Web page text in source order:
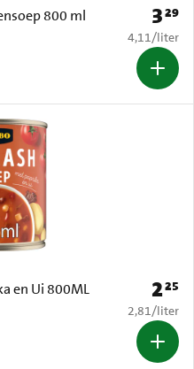
800 ml Prijs:
329
€ 4,11 per
4,11/liter
en Ui 800ML Prijs:
225
€ 2,81 per
2,81/liter